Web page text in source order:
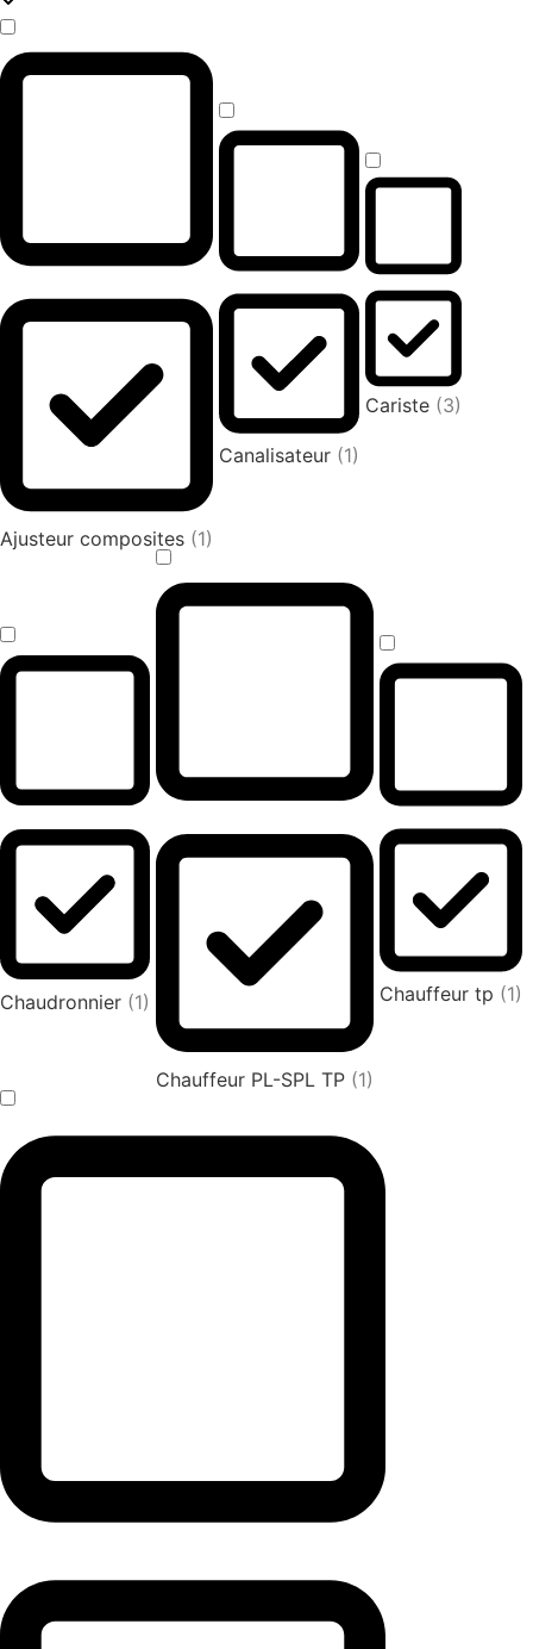
Ajusteur composites (1)
Canalisateur (1)
Cariste (3)
Chaudronnier (1)
Chauffeur PL-SPL TP (1)
Chauffeur tp (1)